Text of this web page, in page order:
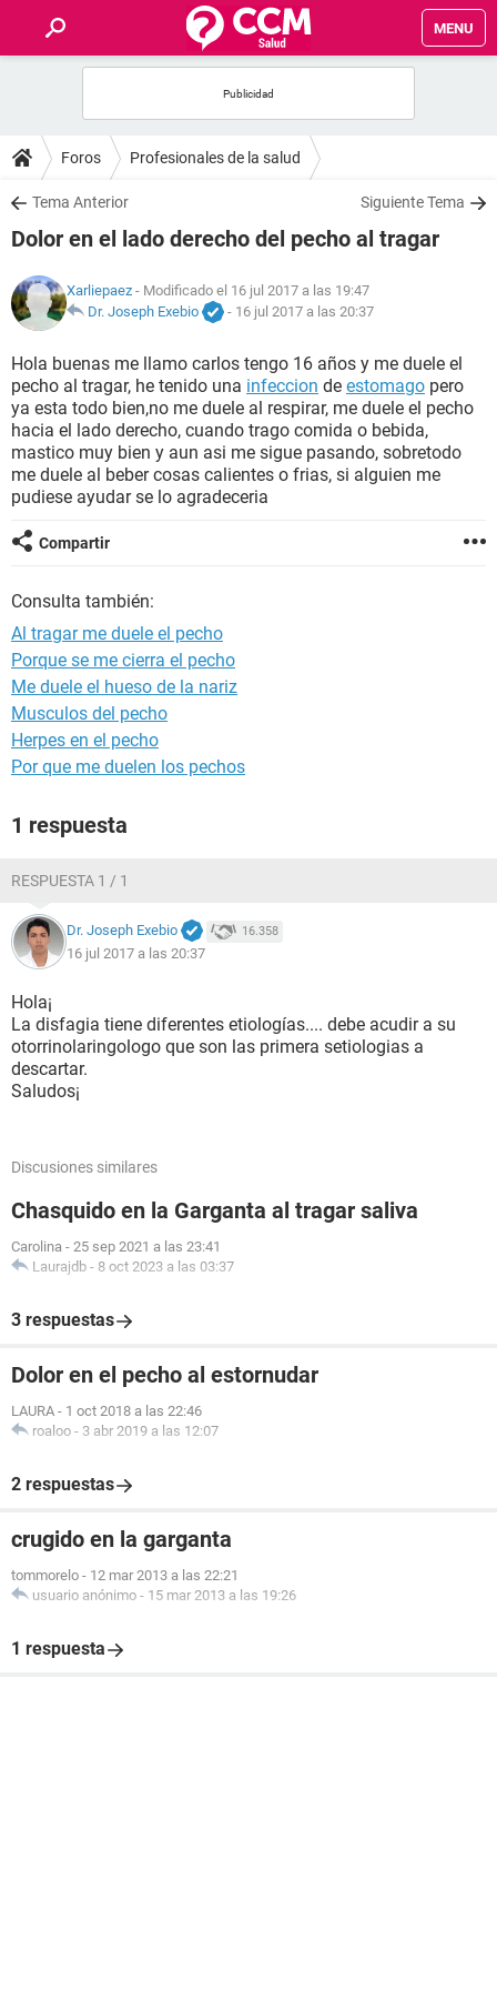
MENU
FOROS
SALUD
NUTRICIÓN
BIENESTAR
SEXUALIDAD
GLOSARIO
Foros Profesionales de la salud
Tema Anterior Siguiente Tema
Dolor en el lado derecho del pecho al tragar
Xarliepaez - Modificado el 16 jul 2017 a las 19:47
Dr. Joseph Exebio
- 16 jul 2017 a las 20:37
Hola buenas me llamo carlos tengo 16 años y me duele el
pecho al tragar, he tenido una infeccion de estomago pero
ya esta todo bien,no me duele al respirar, me duele el pecho
hacia el lado derecho, cuando trago comida o bebida,
mastico muy bien y aun asi me sigue pasando, sobretodo
me duele al beber cosas calientes o frias, si alguien me
pudiese ayudar se lo agradeceria
Compartir
Consulta también:
Al tragar me duele el pecho
Porque se me cierra el pecho
Me duele el hueso de la nariz
Musculos del pecho
Herpes en el pecho
Por que me duelen los pechos
1 respuesta
RESPUESTA 1 / 1
Dr. Joseph Exebio 16.358
16 jul 2017 a las 20:37
Hola¡
La disfagia tiene diferentes etiologías.... debe acudir a su
otorrinolaringologo que son las primera setiologias a
descartar.
Saludos¡
Discusiones similares
Chasquido en la Garganta al tragar saliva
Carolina - 25 sep 2021 a las 23:41
Laurajdb - 8 oct 2023 a las 03:37
3 respuestas
Dolor en el pecho al estornudar
LAURA - 1 oct 2018 a las 22:46
roaloo - 3 abr 2019 a las 12:07
2 respuestas
crugido en la garganta
tommorelo - 12 mar 2013 a las 22:21
usuario anónimo - 15 mar 2013 a las 19:26
1 respuesta